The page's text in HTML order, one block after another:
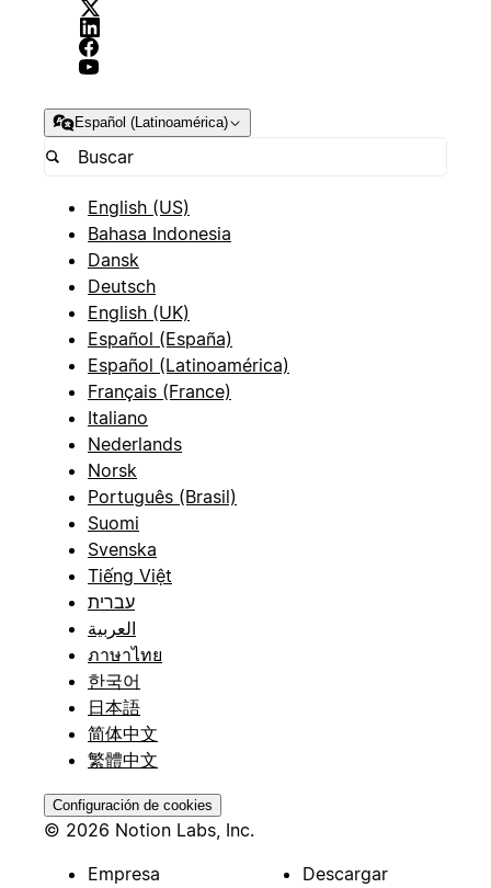
Español (Latinoamérica)
English (US)
Bahasa Indonesia
Dansk
Deutsch
English (UK)
Español (España)
Español (Latinoamérica)
Français (France)
Italiano
Nederlands
Norsk
Português (Brasil)
Suomi
Svenska
Tiếng Việt
עברית
العربية
ภาษาไทย
한국어
日本語
简体中文
繁體中文
Configuración de cookies
© 2026 Notion Labs, Inc.
Empresa
Descargar